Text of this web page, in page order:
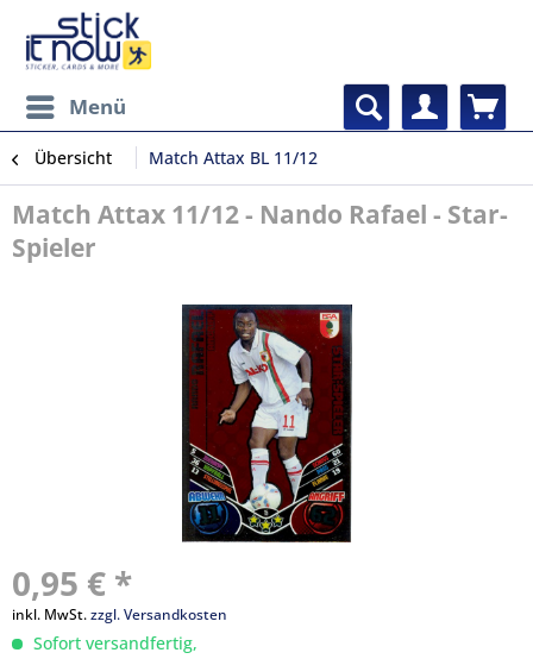
Menü
Übersicht Match Attax BL 11/12
Match Attax 11/12 - Nando Rafael - Star-
Spieler
0,95 € *
inkl. MwSt.zzgl. Versandkosten
Sofort versandfertig,